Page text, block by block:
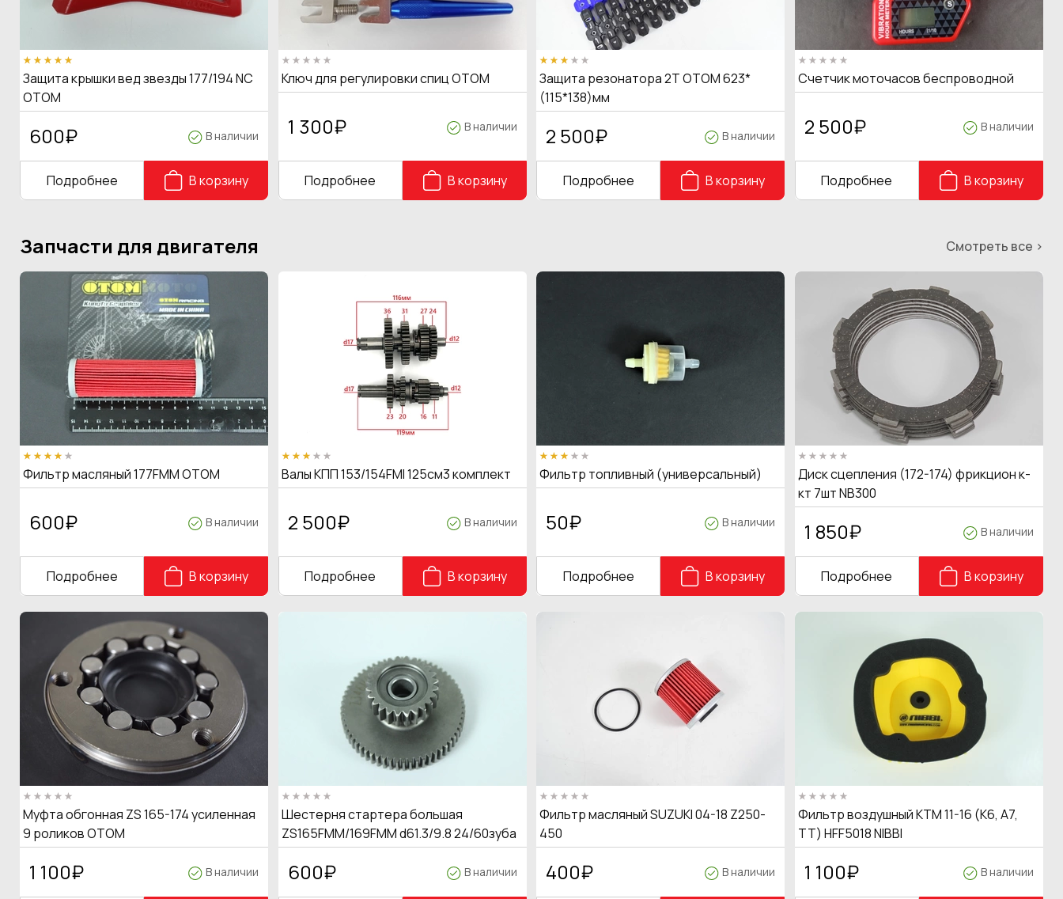
Защита крышки вед звезды 177/194 NC
OTOM
600₽ В наличии
Подробнее В корзину
Ключ для регулировки спиц OTOM
1 300₽ В наличии
Подробнее В корзину
Защита резонатора 2Т OTOM 623*
(115*138)мм
2 500₽ В наличии
Подробнее В корзину
Счетчик моточасов беспроводной
2 500₽ В наличии
Подробнее В корзину
Запчасти для двигателя Смотреть все >
Фильтр масляный 177FMM OTOM
600₽ В наличии
Подробнее В корзину
Валы КПП 153/154FMI 125см3 комплект
2 500₽ В наличии
Подробнее В корзину
Фильтр топливный (универсальный)
50₽ В наличии
Подробнее В корзину
Диск сцепления (172-174) фрикцион к-
кт 7шт NB300
1 850₽ В наличии
Подробнее В корзину
Муфта обгонная ZS 165-174 усиленная
9 роликов OTOM
1 100₽ В наличии
Шестерня стартера большая
ZS165FMM/169FMM d61.3/9.8 24/60зуба
600₽ В наличии
Фильтр масляный SUZUKI 04-18 Z250-
450
400₽ В наличии
Фильтр воздушный КТМ 11-16 (K6, A7,
TT) HFF5018 NIBBI
1 100₽ В наличии